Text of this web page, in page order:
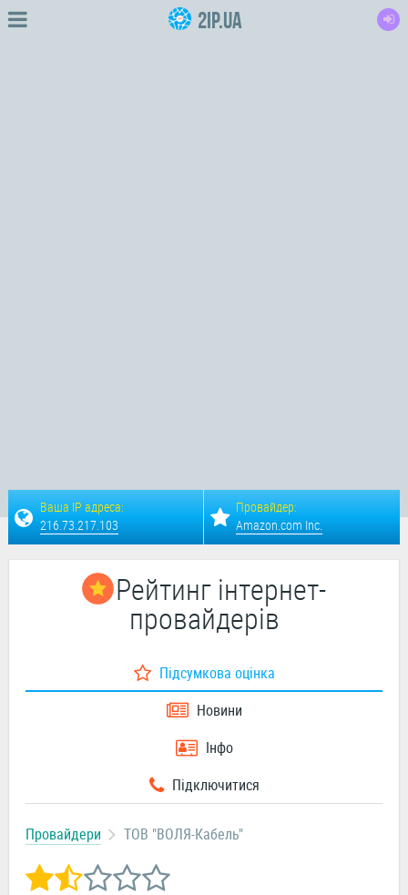
2IP.ua
Ваша IP адреса:
216.73.217.103
Провайдер:
Amazon.com Inc.
Рейтинг інтернет-
провайдерів
Підсумкова оцінка
Новини
Інфо
Підключитися
Провайдери ТОВ "ВОЛЯ-Кабель"